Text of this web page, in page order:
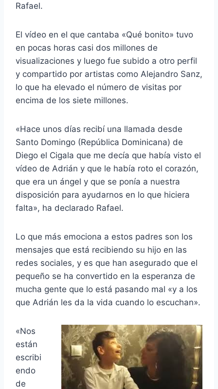
Rafael.
El vídeo en el que cantaba «Qué bonito» tuvo
en pocas horas casi dos millones de
visualizaciones y luego fue subido a otro perfil
y compartido por artistas como Alejandro Sanz,
lo que ha elevado el número de visitas por
encima de los siete millones.
«Hace unos días recibí una llamada desde
Santo Domingo (República Dominicana) de
Diego el Cigala que me decía que había visto el
vídeo de Adrián y que le había roto el corazón,
que era un ángel y que se ponía a nuestra
disposición para ayudarnos en lo que hiciera
falta», ha declarado Rafael.
Lo que más emociona a estos padres son los
mensajes que está recibiendo su hijo en las
redes sociales, y es que han asegurado que el
pequeño se ha convertido en la esperanza de
mucha gente que lo está pasando mal «y a los
que Adrián les da la vida cuando lo escuchan».
«Nos
están
escribi
endo
de